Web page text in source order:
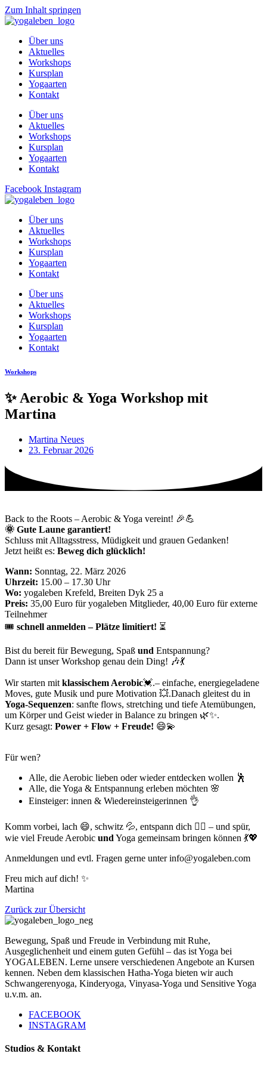
Zum Inhalt springen
Über uns
Aktuelles
Workshops
Kursplan
Yogaarten
Kontakt
Über uns
Aktuelles
Workshops
Kursplan
Yogaarten
Kontakt
Facebook Instagram
Über uns
Aktuelles
Workshops
Kursplan
Yogaarten
Kontakt
Über uns
Aktuelles
Workshops
Kursplan
Yogaarten
Kontakt
Workshops
✨ Aerobic & Yoga Workshop mit
Martina
Martina Neues
23. Februar 2026
Back to the Roots – Aerobic & Yoga vereint! 🎉💪
🌞 Gute Laune garantiert!
Schluss mit Alltagsstress, Müdigkeit und grauen Gedanken!
Jetzt heißt es: Beweg dich glücklich!
Wann: Sonntag, 22. März 2026
Uhrzeit: 15.00 – 17.30 Uhr
Wo: yogaleben Krefeld, Breiten Dyk 25 a
Preis: 35,00 Euro für yogaleben Mitglieder, 40,00 Euro für externe
Teilnehmer
🎟️ schnell anmelden – Plätze limitiert! ⏳
Bist du bereit für Bewegung, Spaß und Entspannung?
Dann ist unser Workshop genau dein Ding! 🎶💃
Wir starten mit klassischem Aerobic💓.– einfache, energiegeladene
Moves, gute Musik und pure Motivation 💥.Danach gleitest du in
Yoga-Sequenzen: sanfte flows, stretching und tiefe Atemübungen,
um Körper und Geist wieder in Balance zu bringen 🌿✨.
Kurz gesagt: Power + Flow + Freude! 😄💫
Für wen?
Alle, die Aerobic lieben oder wieder entdecken wollen 🕺
Alle, die Yoga & Entspannung erleben möchten 🌸
Einsteiger: innen & Wiedereinsteigerinnen 👌
Komm vorbei, lach 😄, schwitz 💦, entspann dich 🧘‍♀️ – und spür,
wie viel Freude Aerobic und Yoga gemeinsam bringen können 💃💖
Anmeldungen und evtl. Fragen gerne unter info@yogaleben.com
Freu mich auf dich! ✨
Martina
Zurück zur Übersicht
Bewegung, Spaß und Freude in Verbindung mit Ruhe,
Ausgeglichenheit und einem guten Gefühl – das ist Yoga bei
YOGALEBEN. Lerne unsere verschiedenen Angebote an Kursen
kennen. Neben dem klassischen Hatha-Yoga bieten wir auch
Schwangerenyoga, Kinderyoga, Vinyasa-Yoga und Sensitive Yoga
u.v.m. an.
FACEBOOK
INSTAGRAM
Studios & Kontakt